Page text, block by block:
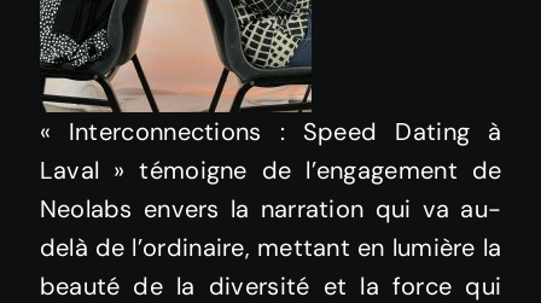
« Interconnections : Speed Dating à
Laval » témoigne de l’engagement de
Neolabs envers la narration qui va au-
delà de l’ordinaire, mettant en lumière la
beauté de la diversité et la force qui